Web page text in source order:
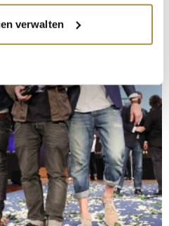
geografische Lage
einige Meter genau sein
(Fingerprinting) identifizieren
wie Ihre persönlichen Daten
Sie Ihre Präferenzen im
Inhalte und Anzeigen zu
für soziale Medien anbieten
unsere Website zu
verwalten